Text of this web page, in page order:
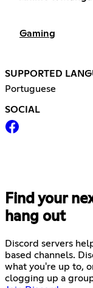
Gaming
SUPPORTED
Portuguese
SOCIAL
Find your
hang out
Discord servers
based channels.
what you're up to,
clogging up a